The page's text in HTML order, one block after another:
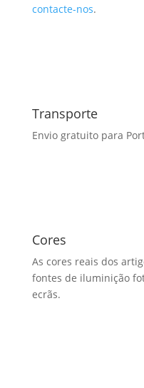
contacte-nos.
Transporte
Envio gratuito para
Cores
As cores reais dos
fontes de iluminição
ecrãs.